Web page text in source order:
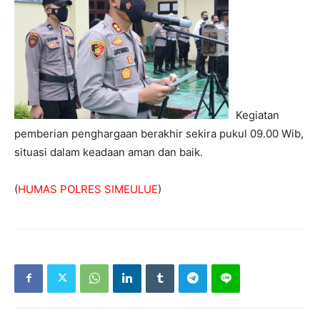
Kegiatan
pemberian penghargaan berakhir sekira pukul 09.00 Wib,
situasi dalam keadaan aman dan baik.
(HUMAS POLRES SIMEULUE)